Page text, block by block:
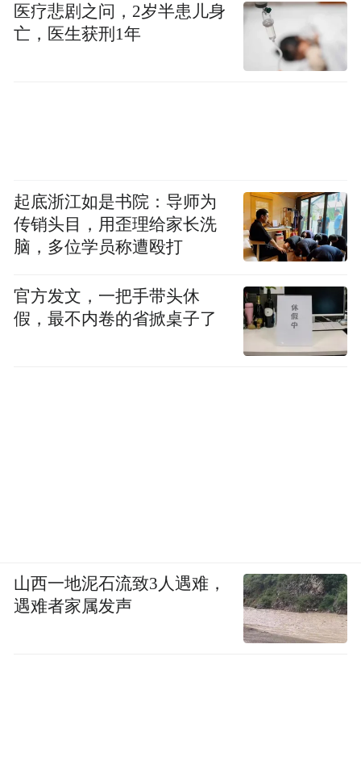
医疗悲剧之问，2岁半患儿身
亡，医生获刑1年
起底浙江如是书院：导师为
传销头目，用歪理给家长洗
脑，多位学员称遭殴打
官方发文，一把手带头休
假，最不内卷的省掀桌子了
山西一地泥石流致3人遇难，
遇难者家属发声